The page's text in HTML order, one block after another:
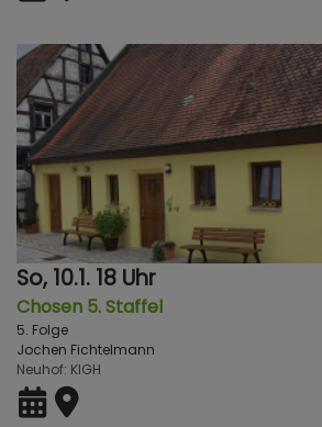
So, 10.1. 18 Uhr
Chosen 5. Staffel
5. Folge
Jochen Fichtelmann
Neuhof KlGH